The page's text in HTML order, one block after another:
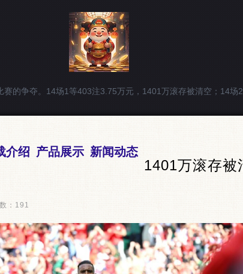
的争夺。14场1等403注3.75万元，1401万滚存被清空；14
介绍 产品展示 新闻动态
1401万滚存被
：191